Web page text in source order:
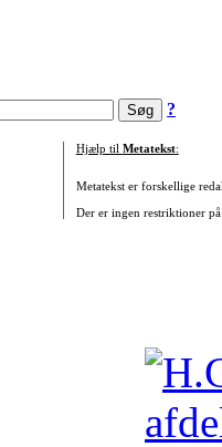
?
Hjælp til Metatekst:
Metatekst er forskellige
Der er ingen restriktioner